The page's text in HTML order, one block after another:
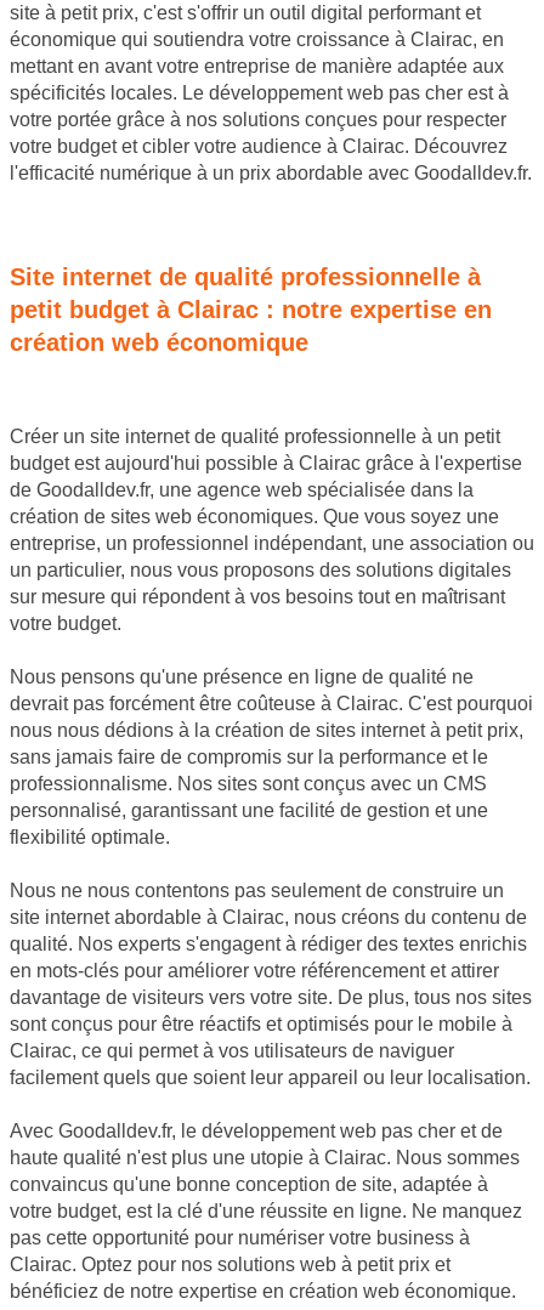
site à petit prix, c'est s'offrir un outil digital performant et
économique qui soutiendra votre croissance à Clairac, en
mettant en avant votre entreprise de manière adaptée aux
spécificités locales. Le développement web pas cher est à
votre portée grâce à nos solutions conçues pour respecter
votre budget et cibler votre audience à Clairac. Découvrez
l'efficacité numérique à un prix abordable avec Goodalldev.fr.
Site internet de qualité professionnelle à
petit budget à Clairac : notre expertise en
création web économique
Créer un site internet de qualité professionnelle à un petit
budget est aujourd'hui possible à Clairac grâce à l'expertise
de Goodalldev.fr, une agence web spécialisée dans la
création de sites web économiques. Que vous soyez une
entreprise, un professionnel indépendant, une association ou
un particulier, nous vous proposons des solutions digitales
sur mesure qui répondent à vos besoins tout en maîtrisant
votre budget.
Nous pensons qu'une présence en ligne de qualité ne
devrait pas forcément être coûteuse à Clairac. C'est pourquoi
nous nous dédions à la création de sites internet à petit prix,
sans jamais faire de compromis sur la performance et le
professionnalisme. Nos sites sont conçus avec un CMS
personnalisé, garantissant une facilité de gestion et une
flexibilité optimale.
Nous ne nous contentons pas seulement de construire un
site internet abordable à Clairac, nous créons du contenu de
qualité. Nos experts s'engagent à rédiger des textes enrichis
en mots-clés pour améliorer votre référencement et attirer
davantage de visiteurs vers votre site. De plus, tous nos sites
sont conçus pour être réactifs et optimisés pour le mobile à
Clairac, ce qui permet à vos utilisateurs de naviguer
facilement quels que soient leur appareil ou leur localisation.
Avec Goodalldev.fr, le développement web pas cher et de
haute qualité n'est plus une utopie à Clairac. Nous sommes
convaincus qu'une bonne conception de site, adaptée à
votre budget, est la clé d'une réussite en ligne. Ne manquez
pas cette opportunité pour numériser votre business à
Clairac. Optez pour nos solutions web à petit prix et
bénéficiez de notre expertise en création web économique.